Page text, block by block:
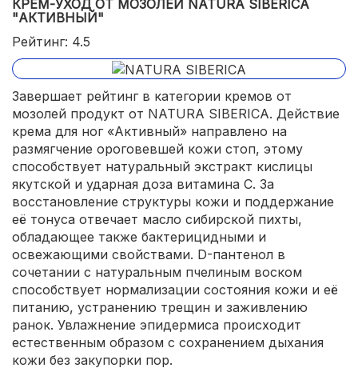
КРЕМ-УХОД ОТ МОЗОЛЕЙ NATURA SIBERICA
"АКТИВНЫЙ"
Рейтинг: 4.5
Завершает рейтинг в категории кремов от
мозолей продукт от NATURA SIBERICA. Действие
крема для ног «Активный» направлено на
размягчение ороговевшей кожи стоп, этому
способствует натуральный экстракт кислицы
якутской и ударная доза витамина С. За
восстановление структуры кожи и поддержание
её тонуса отвечает масло сибирской пихты,
обладающее также бактерицидными и
освежающими свойствами. D-пантенол в
сочетании с натуральным пчелиным воском
способствует нормализации состояния кожи и её
питанию, устранению трещин и заживлению
ранок. Увлажнение эпидермиса происходит
естественным образом с сохранением дыхания
кожи без закупорки пор.